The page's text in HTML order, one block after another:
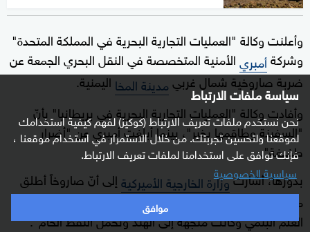
سياسة ملفات الارتباط
نحن نستخدم ملفات تعريف الارتباط (كوكيز) لفهم كيفية استخدامك
لموقعنا ولتحسين تجربتك. من خلال الاستمرار في استخدام موقعنا ،
فإنك توافق على استخدامنا لملفات تعريف الارتباط.
سياسية الخصوصية
موافق
وأعلنت وكالة "العمليات التجارية البحرية في المملكة المتحدة"
وشركةأمبريالأمنية المتخصصة في النقل البحري الجمعة عن
ضربة صاروخية شمال غربيمدينة المخااليمنية.
وأفادت وكالة "العمليات التجارية البحرية في بريطانيا" بأنّ
"السفينة وطاقمها بخير"، بينما أبلغت أمبري عن "أضرار
طفيفة".
بدورها، أشارتوزارة الخارجية الأميركيةإلى أنّ صاروخاً أطلق
من اليمن "ضرب الجانب الأيسر من إم تي بولوكس التي ترفع
العلم البنمي وكانت متّجهة إلى الهند وتحمل النفط الخام".